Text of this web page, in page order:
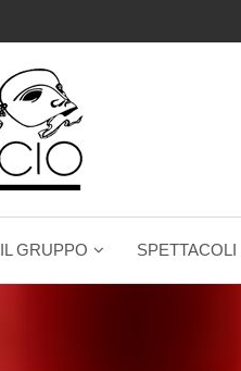
IL GRUPPO SPETTACOLI